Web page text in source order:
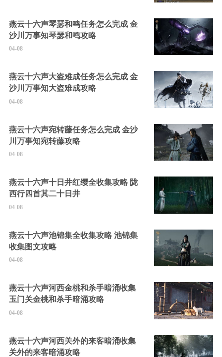
燕云十六声琴瑟和鸣任务怎么完成 金
沙川万事知琴瑟和鸣攻略
04-08
燕云十六声大盗难成任务怎么完成 金
沙川万事知大盗难成攻略
04-08
燕云十六声宛转藤任务怎么完成 金沙
川万事知宛转藤攻略
04-08
燕云十六声十日井红缨全收集攻略 陇
西行四首其二十日井
04-08
燕云十六声池锦集全收集攻略 池锦集
收集图文攻略
04-08
燕云十六声河西金桃和杀手暗涌收集
玉门关金桃和杀手暗涌攻略
04-08
燕云十六声河西关外的来客暗涌收集
关外的来客暗涌攻略